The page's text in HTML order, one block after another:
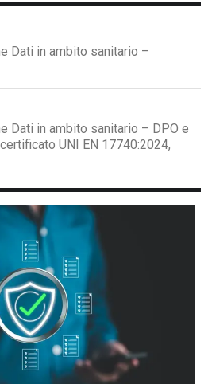
Dati in ambito sanitario –
Dati in ambito sanitario – DPO e
UNI EN 17740:2024,